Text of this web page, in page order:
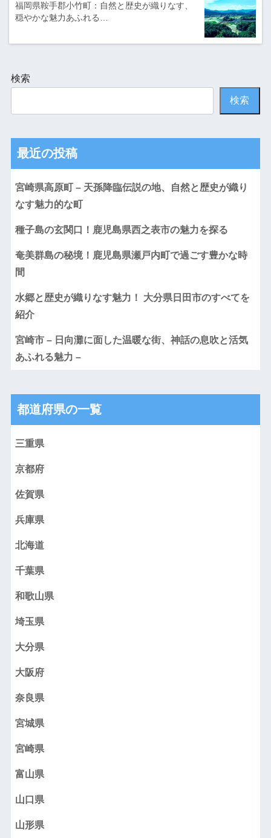
福岡県鞍手郡小竹町：自然と歴史が織りなす、
穏やかな魅力あふれる…
検索
検索
最近の投稿
宮崎県高原町 – 天孫降臨伝説の地、自然と歴史が織り
なす魅力的な町
種子島の玄関口！鹿児島県西之表市の魅力を探る
奄美群島の秘境！鹿児島県瀬戸内町で過ごす豊かな時
間
水郷と歴史が織りなす魅力！ 大分県日田市のすべてを
紹介
宮崎市 – 日向灘に面した温暖な街、神話の息吹と活気
あふれる魅力 –
都道府県の一覧
三重県
京都府
佐賀県
兵庫県
北海道
千葉県
和歌山県
埼玉県
大分県
大阪府
奈良県
宮城県
宮崎県
富山県
山口県
山形県